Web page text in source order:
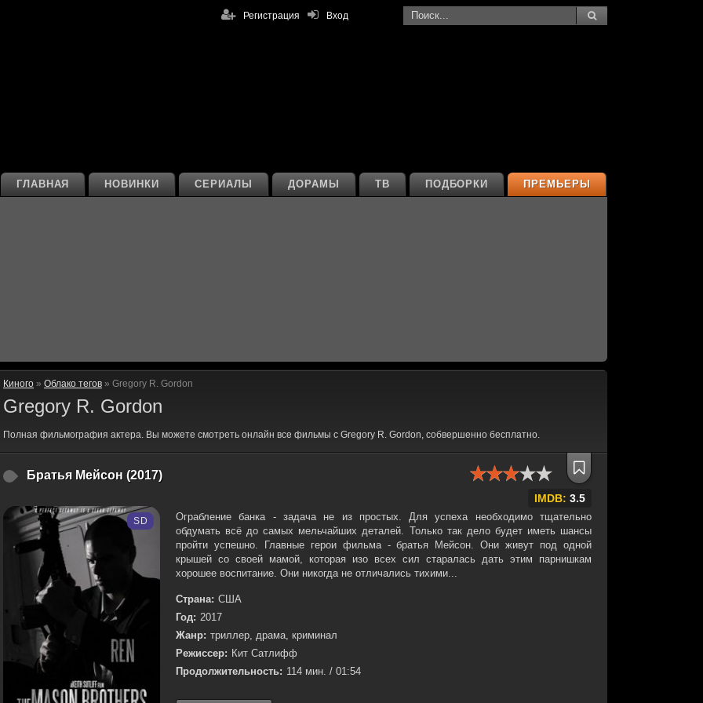
Вход
Регистрация
ПРЕМЬЕРЫ
ПОДБОРКИ
ТВ
ДОРАМЫ
СЕРИАЛЫ
НОВИНКИ
ГЛАВНАЯ
Киного » Облако тегов » Gregory R. Gordon
Gregory R. Gordon
Полная фильмография актера. Вы можете смотреть онлайн все фильмы с Gregory R. Gordon, собвершенно бесплатно.
Братья Мейсон (2017)
IMDB: 3.5
SD
Ограбление банка - задача не из простых. Для успеха необходимо тщательно
обдумать всё до самых мельчайших деталей. Только так дело будет иметь шансы
пройти успешно. Главные герои фильма - братья Мейсон. Они живут под одной
крышей со своей мамой, которая изо всех сил старалась дать этим парнишкам
хорошее воспитание. Они никогда не отличались тихими...
Страна: США
Год: 2017
Жанр: триллер, драма, криминал
Режиссер: Кит Сатлифф
Продолжительность: 114 мин. / 01:54